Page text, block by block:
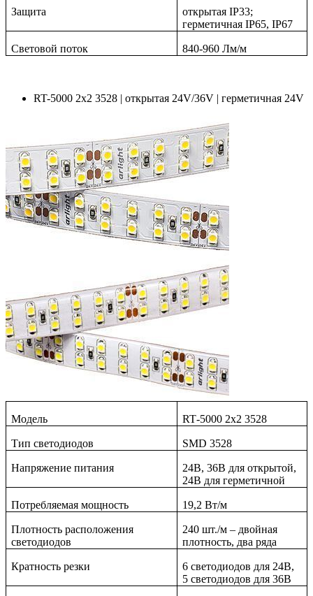
Защита
открытая IP33;
герметичная IP65, IP67
Световой поток 840-960 Лм/м
RT-5000 2x2 3528 | открытая 24V/36V | герметичная 24V
Модель RT-5000 2x2 3528
Тип светодиодов SMD 3528
Напряжение питания
24В, 36В для открытой,
24В для герметичной
Потребляемая мощность 19,2 Вт/м
Плотность расположения
светодиодов
240 шт./м – двойная
плотность, два ряда
Кратность резки
6 светодиодов для 24В,
5 светодиодов для 36В